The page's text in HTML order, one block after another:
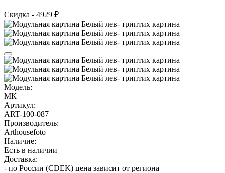
Скидка - 4929 ₽
Модель:
МК
Артикул:
ART-100-087
Производитель:
Arthousefoto
Наличие:
Есть в наличии
Доставка:
- по России (CDEK) цена зависит от региона